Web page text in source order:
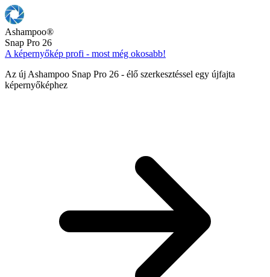
Ashampoo®
Snap Pro 26
A képernyőkép profi - most még okosabb!
Az új Ashampoo Snap Pro 26 - élő szerkesztéssel egy újfajta
képernyőképhez